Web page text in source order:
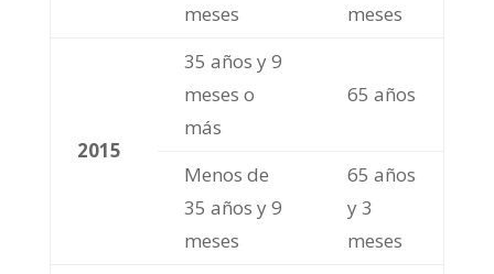
meses
meses
2015
35 años y 9
meses o
más
65 años
Menos de
35 años y 9
meses
65 años
y 3
meses